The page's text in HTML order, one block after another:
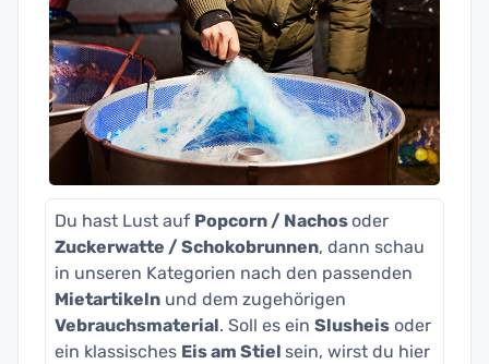
Du hast Lust auf Popcorn / Nachosoder
Zuckerwatte / Schokobrunnen, dann schau
in unseren Kategorien nach den passenden
Mietartikeln und dem zugehörigen
Vebrauchsmaterial. Soll es ein Slusheis oder
ein klassisches Eis am Stiel sein, wirst du hier